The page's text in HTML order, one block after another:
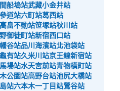
船塢站武藏小金井站
道站六町站葛西站
高畠不動站笹塚站秋川站
野御徒町站新宿西口站
幡谷站品川海濱站北池袋站
龜有站久米川站京王線新宿站
場站水天宮前站青物橫町站
公園站高野台站池尻大橋站
站六本木一丁目站鶯谷站